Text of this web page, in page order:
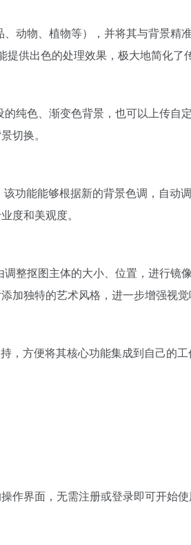
动物、植物等），并将其与背景精
供出色的处理效果，极大地简化了
纯色、渐变色背景，也可以上传自
切换。
功能能够根据新的背景色调，自动
度和美观度。
整抠图主体的大小、位置，进行
加独特的艺术风格，进一步增强视觉
方便将其核心功能集成到自己的
作界面，无需注册或登录即可开始使